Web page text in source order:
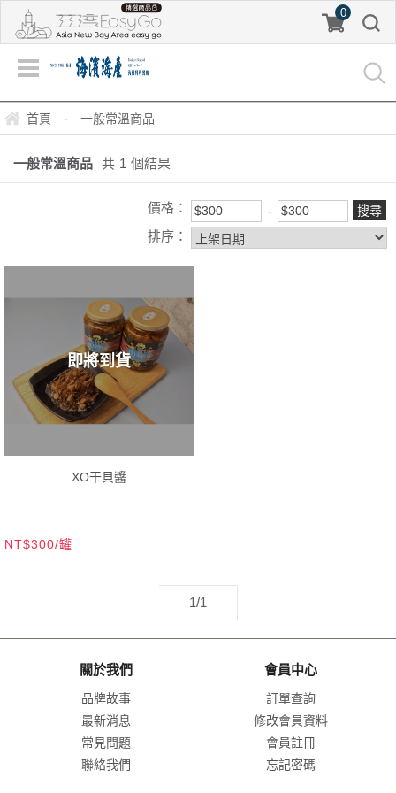
0
首頁 - 一般常溫商品
一般常溫商品 共 1 個結果
價格：
排序：
即將到貨
XO干貝醬
NT$300/罐
1/1
關於我們
品牌故事
最新消息
常見問題
聯絡我們
會員中心
訂單查詢
修改會員資料
會員註冊
忘記密碼